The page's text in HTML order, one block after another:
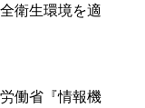
衛生環境を適
働省『情報機